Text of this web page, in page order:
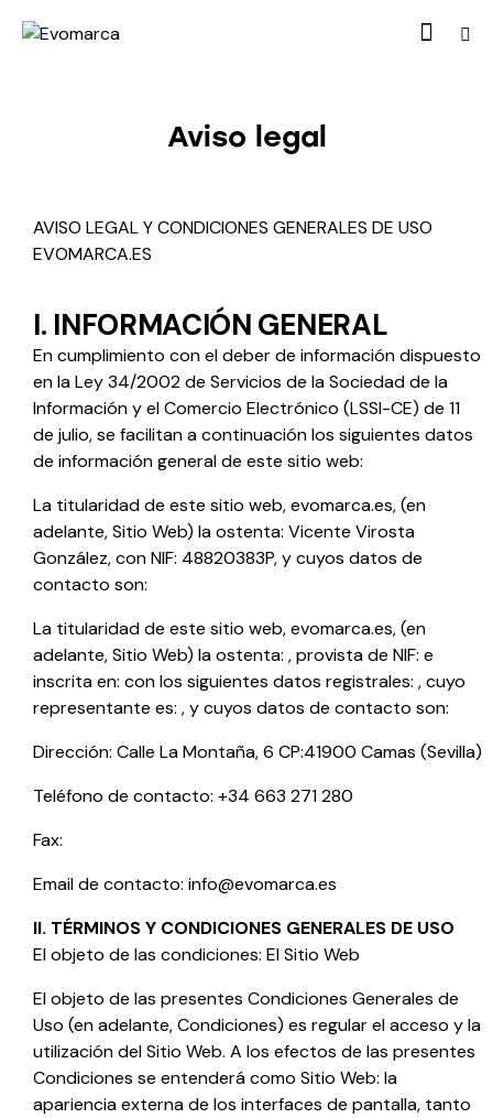
Aviso legal
AVISO LEGAL Y CONDICIONES GENERALES DE USO
EVOMARCA.ES
I. INFORMACIÓN GENERAL
En cumplimiento con el deber de información dispuesto
en la Ley 34/2002 de Servicios de la Sociedad de la
Información y el Comercio Electrónico (LSSI-CE) de 11
de julio, se facilitan a continuación los siguientes datos
de información general de este sitio web:
La titularidad de este sitio web,evomarca.es, (en
adelante, Sitio Web) la ostenta: Vicente Virosta
González, con NIF: 48820383P, y cuyos datos de
contacto son:
La titularidad de este sitio web,evomarca.es, (en
adelante, Sitio Web) la ostenta: , provista de NIF: e
inscrita en: con los siguientes datos registrales: , cuyo
representante es: , y cuyos datos de contacto son:
Dirección: Calle La Montaña, 6 CP:41900 Camas (Sevilla)
Teléfono de contacto: +34 663 271 280
Fax:
Email de contacto: info@evomarca.es
II. TÉRMINOS Y CONDICIONES GENERALES DE USO
El objeto de las condiciones: El Sitio Web
El objeto de las presentes Condiciones Generales de
Uso (en adelante, Condiciones) es regular el acceso y la
utilización del Sitio Web. A los efectos de las presentes
Condiciones se entenderá como Sitio Web: la
apariencia externa de los interfaces de pantalla, tanto